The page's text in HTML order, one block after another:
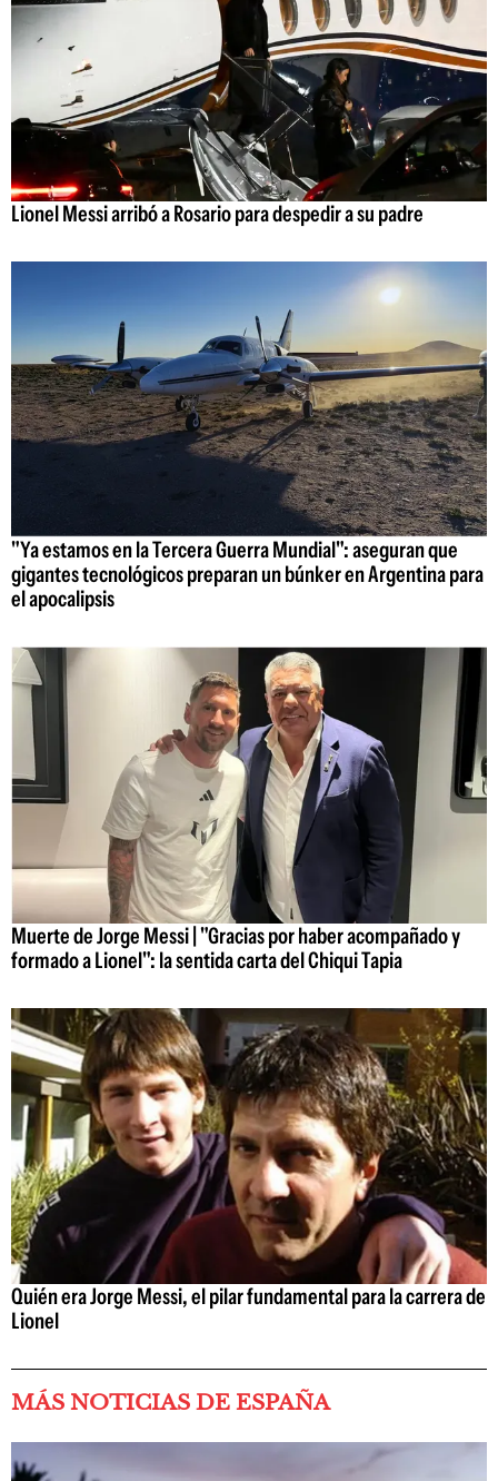
Lionel Messi arribó a Rosario para despedir a su padre
"Ya estamos en la Tercera Guerra Mundial": aseguran que
gigantes tecnológicos preparan un búnker en Argentina para
el apocalipsis
Muerte de Jorge Messi | "Gracias por haber acompañado y
formado a Lionel": la sentida carta del Chiqui Tapia
Quién era Jorge Messi, el pilar fundamental para la carrera de
Lionel
MÁS NOTICIAS DE ESPAÑA